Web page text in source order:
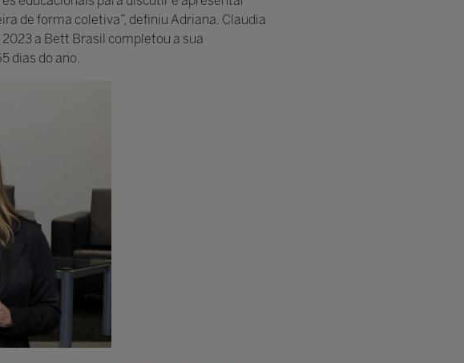
de forma coletiva”, definiu Adriana. Claudia
a Bett Brasil completou a sua
dias do ano.